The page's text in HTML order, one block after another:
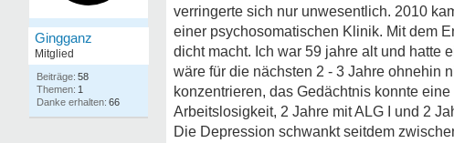
Gingganz
Mitglied
58
1
66
verringerte sich nur unwesentlich. 2010
einer psychosomatischen Klinik. Mit dem
dicht macht. Ich war 59 jahre alt und hatte
wäre für die nächsten 2 - 3 Jahre ohnehin
konzentrieren, das Gedächtnis konnte
Arbeitslosigkeit, 2 Jahre mit ALG I und 2
Die Depression schwankt seitdem